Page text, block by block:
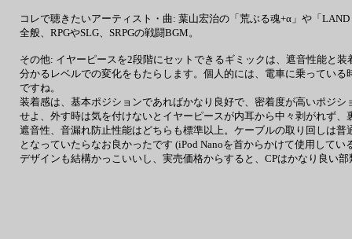
コレで聴きたいアーティスト・曲: 葉山宏治の「荒ぶる魂+α」や「
全般、RPGやSLG、SRPGの戦闘BGM。
その他: イヤーピースを2段階にセットできるギミックは、遮音性能と
分かるレベルでの変化をもたらします。個人的には、電車に乗っている
ですね。
装着感は、基本ポジションであればかなり良好で、密着度が高いポジシ
せよ、外す時は気を付けないとイヤーピースが内耳から中々剥がれず、
遮音性、音漏れ防止性能はどちらも標準以上。ケーブルの取り回しは普
となっていたらなお良かったです (iPod Nanoを首からかけて使用してい
デザインも結構かっこいいし、実売価格からすると、CPはかなり良い